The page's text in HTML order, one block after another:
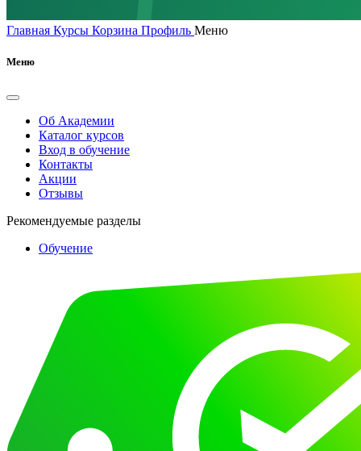
Главная Курсы Корзина Профиль Меню
Меню
Об Академии
Каталог курсов
Вход в обучение
Контакты
Акции
Отзывы
Рекомендуемые разделы
Обучение